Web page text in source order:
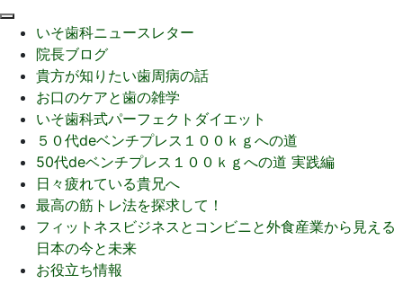
いそ歯科ニュースレター
院長ブログ
貴方が知りたい歯周病の話
お口のケアと歯の雑学
いそ歯科式パーフェクトダイエット
５０代deベンチプレス１００ｋｇへの道
50代deベンチプレス１００ｋｇへの道 実践編
日々疲れている貴兄へ
最高の筋トレ法を探求して！
フィットネスビジネスとコンビニと外食産業から見える
日本の今と未来
お役立ち情報